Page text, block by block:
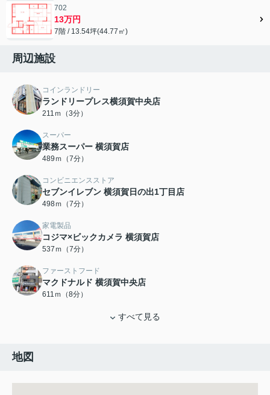
702
13万円
7階 / 13.54坪(44.77㎡)
周辺施設
コインランドリー
ランドリープレス横須賀中央店
211ｍ（3分）
スーパー
業務スーパー 横須賀店
489ｍ（7分）
コンビニエンスストア
セブンイレブン 横須賀日の出1丁目店
498ｍ（7分）
家電製品
コジマ×ビックカメラ 横須賀店
537ｍ（7分）
ファーストフード
マクドナルド 横須賀中央店
611ｍ（8分）
すべて見る
地図